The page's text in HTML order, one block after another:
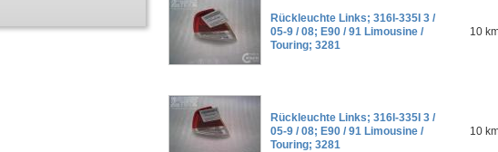
Rückleuchte Links; 316I-335I 3 /
05-9 / 08; E90 / 91 Limousine /
Touring; 3281
10
Rückleuchte Links; 316I-335I 3 /
05-9 / 08; E90 / 91 Limousine /
Touring; 3281
10